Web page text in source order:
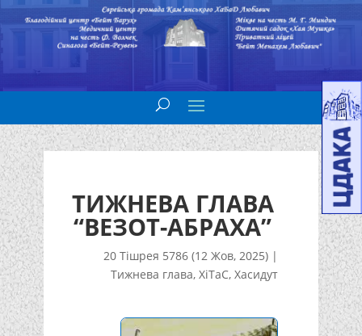
ТИЖНЕВА ГЛАВА
“ВЕЗОТ-АБРАХА”
20 Тішрея 5786 (12 Жов, 2025) |
Тижнева глава,ХіТаС,Хасидут